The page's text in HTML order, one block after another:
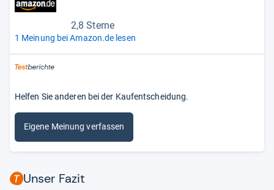
2,8 Sterne
1 Meinung bei Amazon.de lesen
Helfen Sie anderen bei der Kaufentscheidung.
Eigene Meinung verfassen
Unser Fazit